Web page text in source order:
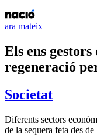
ara mateix
Els ens
regeneració
Societat
Diferents sectors
de la sequera feta des